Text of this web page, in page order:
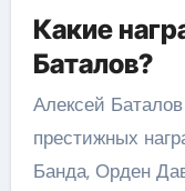
Какие
Баталов?
Алексей
престижных
Банда, Орден